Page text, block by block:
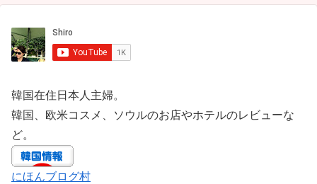
韓国在住日本人主婦。
韓国、欧米コスメ、ソウルのお店やホテルのレビューな
ど。
にほんブログ村